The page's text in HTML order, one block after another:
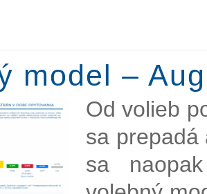
model –
Od volieb
sa prepadá
sa